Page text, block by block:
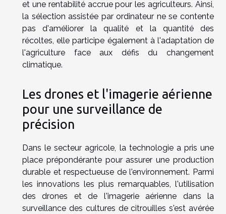
et une rentabilité accrue pour les agriculteurs. Ainsi,
la sélection assistée par ordinateur ne se contente
pas d'améliorer la qualité et la quantité des
récoltes, elle participe également à l'adaptation de
l'agriculture face aux défis du changement
climatique.
Les drones et l'imagerie aérienne
pour une surveillance de
précision
Dans le secteur agricole, la technologie a pris une
place prépondérante pour assurer une production
durable et respectueuse de l'environnement. Parmi
les innovations les plus remarquables, l'utilisation
des drones et de l'imagerie aérienne dans la
surveillance des cultures de citrouilles s'est avérée